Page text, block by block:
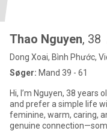
Thao Nguyen, 38
Dong Xoai, Bình Phước,
Søger: Mand 39 - 61
Hi, I’m Nguyen, 38 years
and prefer a simple life
feminine, warm, caring,
genuine